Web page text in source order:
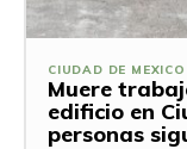
CIUDAD DE MEXICO
Muere
edificio en
personas